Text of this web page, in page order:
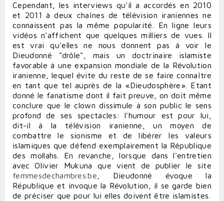
Cependant, les interviews qu'il a accordés en 2010
et 2011 à deux chaînes de télévision iraniennes ne
connaissent pas la même popularité. En ligne leurs
vidéos n'affichent que quelques milliers de vues. Il
est vrai qu'elles ne nous donnent pas à voir le
Dieudonné "drôle", mais un doctrinaire islamiste
favorable à une expansion mondiale de la Révolution
iranienne, lequel évite du reste de se faire connaître
en tant que tel auprès de la «Dieudosphère». Etant
donné le fanatisme dont il fait preuve, on doit même
conclure que le clown dissimule à son public le sens
profond de ses spectacles: l'humour est pour lui,
dit-il à la télévision iranienne, un moyen de
combattre le sionisme et de libérer les valeurs
islamiques que défend exemplairement la République
des mollahs. En revanche, lorsque dans l'entretien
avec Olivier Mukuna que vient de publier le site
femmesdechambres.be , Dieudonné évoque la
République et invoque la Révolution, il se garde bien
de préciser que pour lui elles doivent être islamistes.